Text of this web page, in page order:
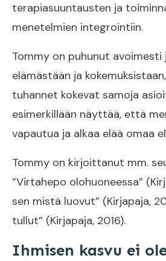
terapiasuuntausten ja
menetelmien integrointiin.
Tommy on puhunut avoimesti
elämästään ja
tuhannet kokevat samoja
esimerkillään näyttää, että
vapautua ja alkaa elää omaa
Tommy on kirjoittanut mm.
”Virtahepo olohuoneessa”
sen mistä luovut” (Kirjapaja,
tullut” (Kirjapaja, 2016).
Ihmisen kasvu ei